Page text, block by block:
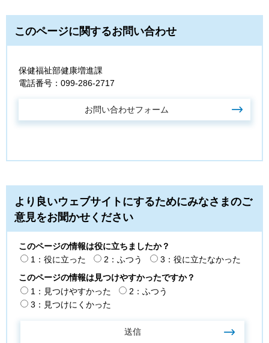
このページに関するお問い合わせ
保健福祉部健康増進課
電話番号：099-286-2717
より良いウェブサイトにするためにみなさまのご
意見をお聞かせください
このページの情報は役に立ちましたか？
1：役に立った
2：ふつう
3：役に立たなかった
このページの情報は見つけやすかったですか？
1：見つけやすかった
2：ふつう
3：見つけにくかった